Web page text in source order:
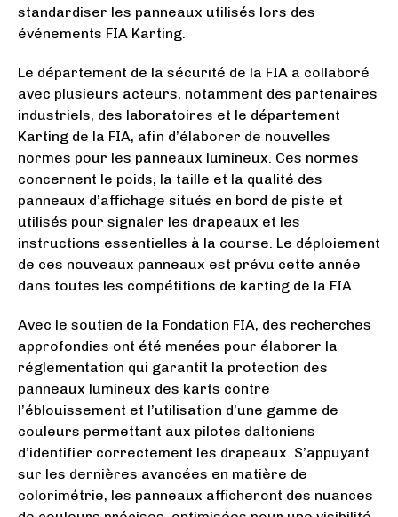
standardiser les panneaux utilisés lors des
événements FIA Karting.
Le département de la sécurité de la FIA a collaboré
avec plusieurs acteurs, notamment des partenaires
industriels, des laboratoires et le département
Karting de la FIA, afin d’élaborer de nouvelles
normes pour les panneaux lumineux. Ces normes
concernent le poids, la taille et la qualité des
panneaux d’affichage situés en bord de piste et
utilisés pour signaler les drapeaux et les
instructions essentielles à la course. Le déploiement
de ces nouveaux panneaux est prévu cette année
dans toutes les compétitions de karting de la FIA.
Avec le soutien de la Fondation FIA, des recherches
approfondies ont été menées pour élaborer la
réglementation qui garantit la protection des
panneaux lumineux des karts contre
l’éblouissement et l’utilisation d’une gamme de
couleurs permettant aux pilotes daltoniens
d’identifier correctement les drapeaux. S’appuyant
sur les dernières avancées en matière de
colorimétrie, les panneaux afficheront des nuances